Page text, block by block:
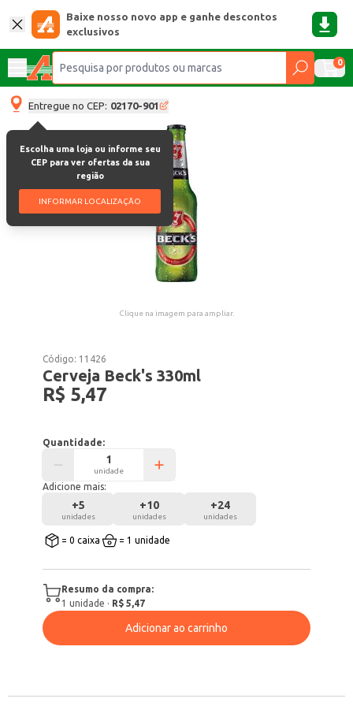
Baixe nosso novo app e ganhe descontos
exclusivos
0
Entregue no CEP: 02170-901
Escolha uma loja ou informe seu
CEP para ver ofertas da sua
região
INFORMAR LOCALIZAÇÃO
Clique na imagem para ampliar.
Código: 11426
Cerveja Beck's 330ml
R$ 5,47
Quantidade:
unidade
Adicione mais:
+5
unidades
+10
unidades
+24
unidades
= 0 caixa = 1 unidade
Resumo da compra:
1 unidade · R$ 5,47
Adicionar ao carrinho